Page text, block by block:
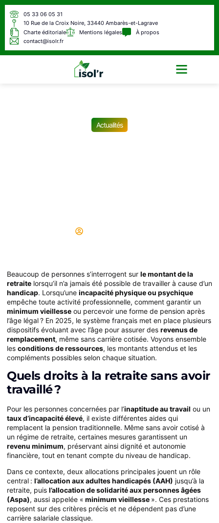
05 33 06 05 31
10 Rue de la Croix Noire, 33440 Ambarès-et-Lagrave
Charte éditoriale
Mentions légales
À propos
contact@isolr.fr
Actualités
Beaucoup de personnes s’interrogent sur le montant de la
retraite lorsqu’il n’a jamais été possible de travailler à cause d’un
handicap. Lorsqu’une incapacité physique ou psychique
empêche toute activité professionnelle, comment garantir un
minimum vieillesse ou percevoir une forme de pension après
l’âge légal ? En 2025, le système français met en place plusieurs
dispositifs évoluant avec l’âge pour assurer des revenus de
remplacement, même sans carrière cotisée. Voyons ensemble
les conditions de ressources, les montants attendus et les
compléments possibles selon chaque situation.
Quels droits à la retraite sans avoir
travaillé ?
Pour les personnes concernées par l’inaptitude au travail ou un
taux d’incapacité élevé, il existe différentes aides qui
remplacent la pension traditionnelle. Même sans avoir cotisé à
un régime de retraite, certaines mesures garantissent un
revenu minimum, préservant ainsi dignité et autonomie
financière, tout en tenant compte du niveau de handicap.
Dans ce contexte, deux allocations principales jouent un rôle
central : l’allocation aux adultes handicapés (AAH) jusqu’à la
retraite, puis l’allocation de solidarité aux personnes âgées
(Aspa), aussi appelée « minimum vieillesse ». Ces prestations
reposent sur des critères précis et ne dépendent pas d’une
carrière salariale classique.